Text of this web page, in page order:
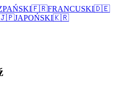
🇫🇷FRANCUSKI🇩🇪
JAPOŃSKI🇰🇷